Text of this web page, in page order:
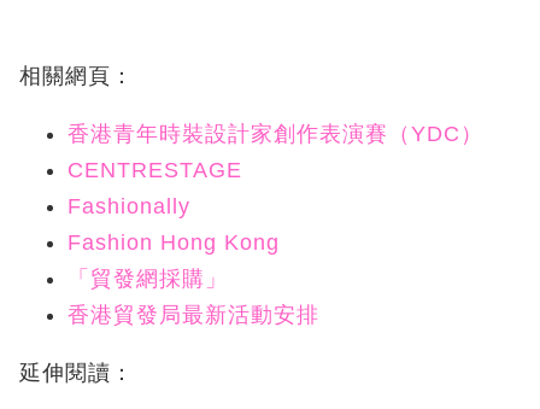
相關網頁：
香港青年時裝設計家創作表演賽（YDC）
CENTRESTAGE
Fashionally
Fashion Hong Kong
「貿發網採購」
香港貿發局最新活動安排
延伸閱讀：